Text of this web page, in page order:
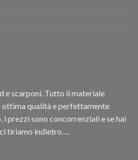
e scarponi. Tutto il materiale
ottima qualità e perfettamente
prezzi sono concorrenziali e se hai
tiriamo indietro….